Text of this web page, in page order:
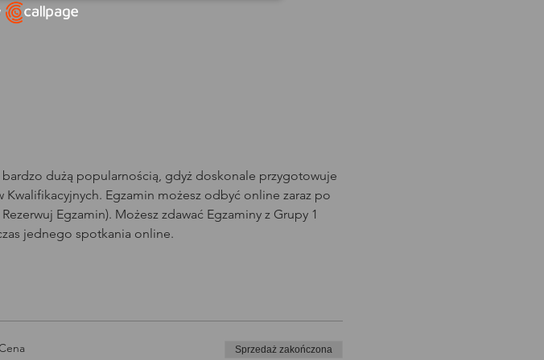
dużą popularnością, gdyż doskonale przygotowuje
Egzamin możesz odbyć online zaraz po
Egzamin). Możesz zdawać Egzaminy z Grupy 1
jednego spotkania online.
Sprzedaż zakończona